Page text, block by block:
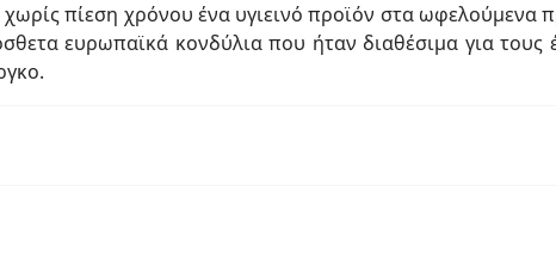
χωρίς πίεση χρόνου ένα υγιεινό προϊόν στα ωφελούμενα
ευρωπαϊκά κονδύλια που ήταν διαθέσιμα για